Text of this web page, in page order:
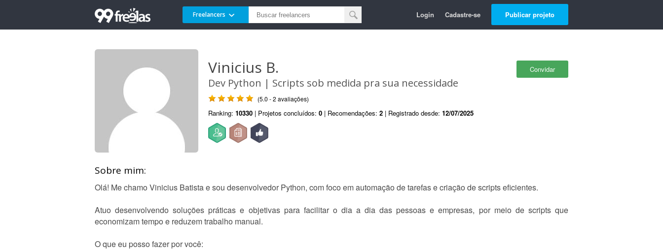
Freelancers Login Cadastre-se Publicar projeto
Convidar
Vinicius B.
Dev Python | Scripts sob medida pra sua necessidade
(5.0 - 2 avaliações)
Ranking: 10330 | Projetos concluídos: 0 | Recomendações: 2 | Registrado desde: 12/07/2025
Sobre mim:
Olá! Me chamo Vinicius Batista e sou desenvolvedor Python, com foco em automação de tarefas e criação de scripts eficientes.
Atuo desenvolvendo soluções práticas e objetivas para facilitar o dia a dia das pessoas e empresas, por meio de scripts que
economizam tempo e reduzem trabalho manual.
O que eu posso fazer por você: